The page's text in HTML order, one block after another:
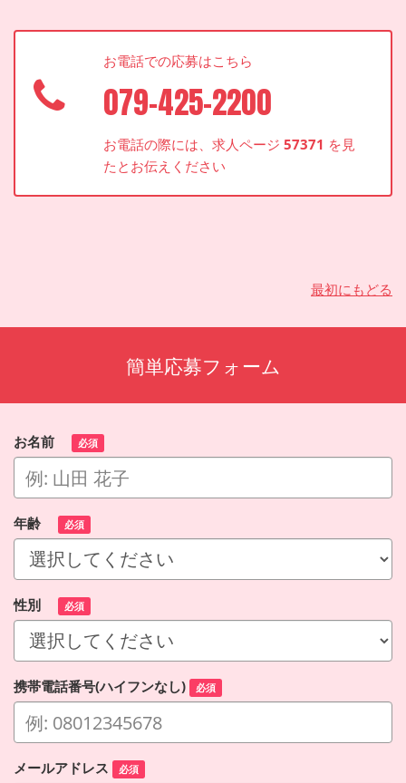
お電話での応募はこちら
079-425-2200
お電話の際には、求人ページ57371 を見
たとお伝えください
最初にもどる
簡単応募フォーム
お名前 必須
年齢 必須
性別 必須
携帯電話番号(ハイフンなし) 必須
メールアドレス 必須